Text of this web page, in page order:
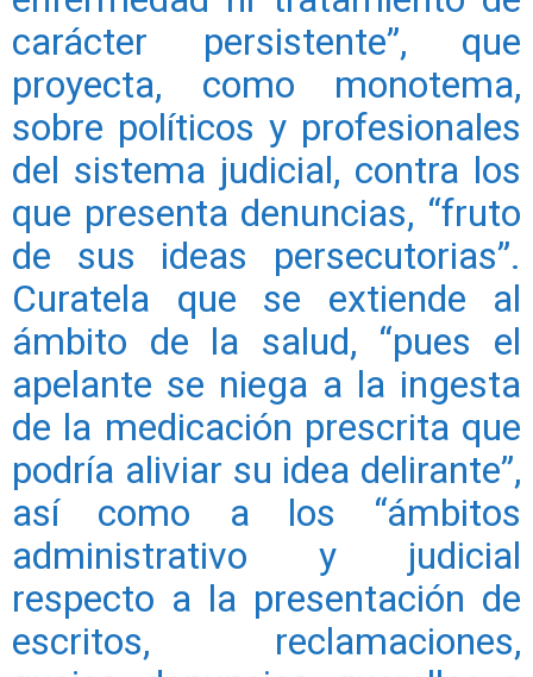
carácter persistente”, que
proyecta, como monotema,
sobre políticos y profesionales
del sistema judicial, contra los
que presenta denuncias, “fruto
de sus ideas persecutorias”.
Curatela que se extiende al
ámbito de la salud, “pues el
apelante se niega a la ingesta
de la medicación prescrita que
podría aliviar su idea delirante”,
así como a los “ámbitos
administrativo y judicial
respecto a la presentación de
escritos, reclamaciones,